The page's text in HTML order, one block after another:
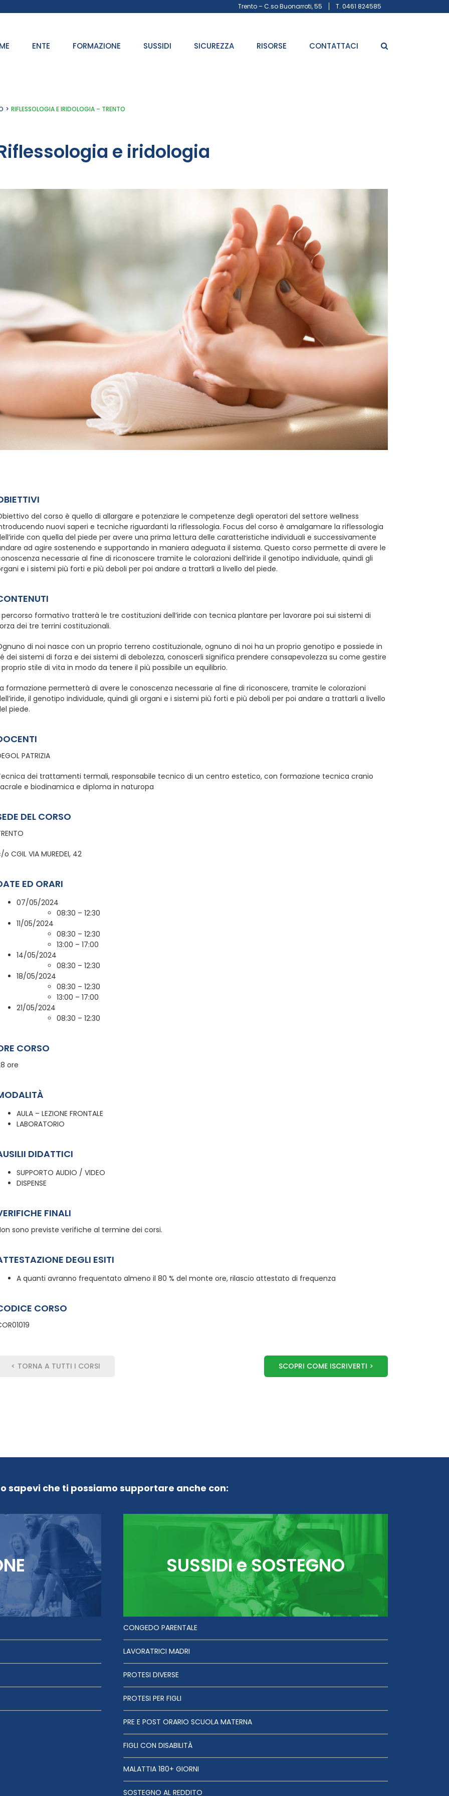
Trento – C.so Buonarroti, 55 T. 0461 824585
ENTE FORMAZIONE SUSSIDI SICUREZZA RISORSE CONTATTACI
RIFLESSOLOGIA E IRIDOLOGIA – TRENTO
e iridologia
del corso è quello di allargare e potenziare le competenze degli operatori del settore wellness
nuovi saperi e tecniche riguardanti la riflessologia. Focus del corso è amalgamare la riflessologia
con quella del piede per avere una prima lettura delle caratteristiche individuali e successivamente
ad agire sostenendo e supportando in maniera adeguata il sistema. Questo corso permette di avere le
necessarie al fine di riconoscere tramite le colorazioni dell’iride il genotipo individuale, quindi gli
e i sistemi più forti e più deboli per poi andare a trattarli a livello del piede.
percorso formativo tratterà le tre costituzioni dell’iride con tecnica plantare per lavorare poi sui sistemi di
dei tre terrini costituzionali.
di noi nasce con un proprio terreno costituzionale, ognuno di noi ha un proprio genotipo e possiede in
dei sistemi di forza e dei sistemi di debolezza, conoscerli significa prendere consapevolezza su come gestire
proprio stile di vita in modo da tenere il più possibile un equilibrio.
formazione permetterà di avere le conoscenza necessarie al fine di riconoscere, tramite le colorazioni
il genotipo individuale, quindi gli organi e i sistemi più forti e più deboli per poi andare a trattarli a livello
piede.
PATRIZIA
dei trattamenti termali, responsabile tecnico di un centro estetico, con formazione tecnica cranio
e biodinamica e diploma in naturopa
DEL CORSO
o CGIL VIA MUREDEI, 42
ED ORARI
07/05/2024
08:30 – 12:30
11/05/2024
08:30 – 12:30
13:00 – 17:00
14/05/2024
08:30 – 12:30
18/05/2024
08:30 – 12:30
13:00 – 17:00
21/05/2024
08:30 – 12:30
CORSO
ore
AULA – LEZIONE FRONTALE
LABORATORIO
DIDATTICI
SUPPORTO AUDIO / VIDEO
DISPENSE
FINALI
sono previste verifiche al termine dei corsi.
DEGLI ESITI
A quanti avranno frequentato almeno il 80 % del monte ore, rilascio attestato di frequenza
CORSO
< TORNA A TUTTI I CORSI SCOPRI COME ISCRIVERTI >
sapevi che ti possiamo supportare anche con:
SUSSIDI e SOSTEGNO
CONGEDO PARENTALE
LAVORATRICI MADRI
PROTESI DIVERSE
PROTESI PER FIGLI
PRE E POST ORARIO SCUOLA MATERNA
FIGLI CON DISABILITÀ
MALATTIA 180+ GIORNI
SOSTEGNO AL REDDITO